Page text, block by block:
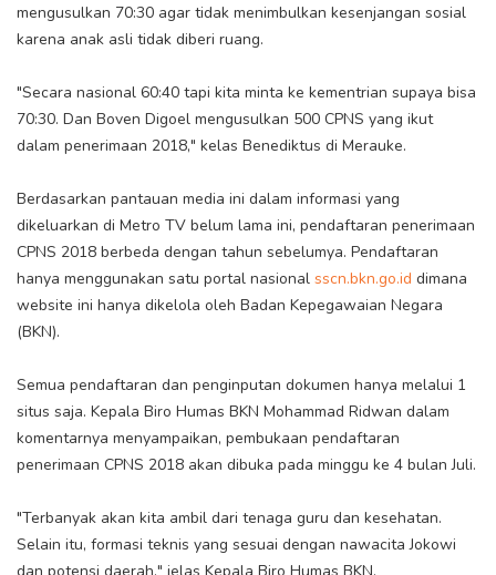
mengusulkan 70:30 agar tidak menimbulkan kesenjangan sosial
karena anak asli tidak diberi ruang.
"Secara nasional 60:40 tapi kita minta ke kementrian supaya bisa
70:30. Dan Boven Digoel mengusulkan 500 CPNS yang ikut
dalam penerimaan 2018," kelas Benediktus di Merauke.
Berdasarkan pantauan media ini dalam informasi yang
dikeluarkan di Metro TV belum lama ini, pendaftaran penerimaan
CPNS 2018 berbeda dengan tahun sebelumya. Pendaftaran
hanya menggunakan satu portal nasional sscn.bkn.go.id dimana
website ini hanya dikelola oleh Badan Kepegawaian Negara
(BKN).
Semua pendaftaran dan penginputan dokumen hanya melalui 1
situs saja. Kepala Biro Humas BKN Mohammad Ridwan dalam
komentarnya menyampaikan, pembukaan pendaftaran
penerimaan CPNS 2018 akan dibuka pada minggu ke 4 bulan Juli.
"Terbanyak akan kita ambil dari tenaga guru dan kesehatan.
Selain itu, formasi teknis yang sesuai dengan nawacita Jokowi
dan potensi daerah," jelas Kepala Biro Humas BKN.